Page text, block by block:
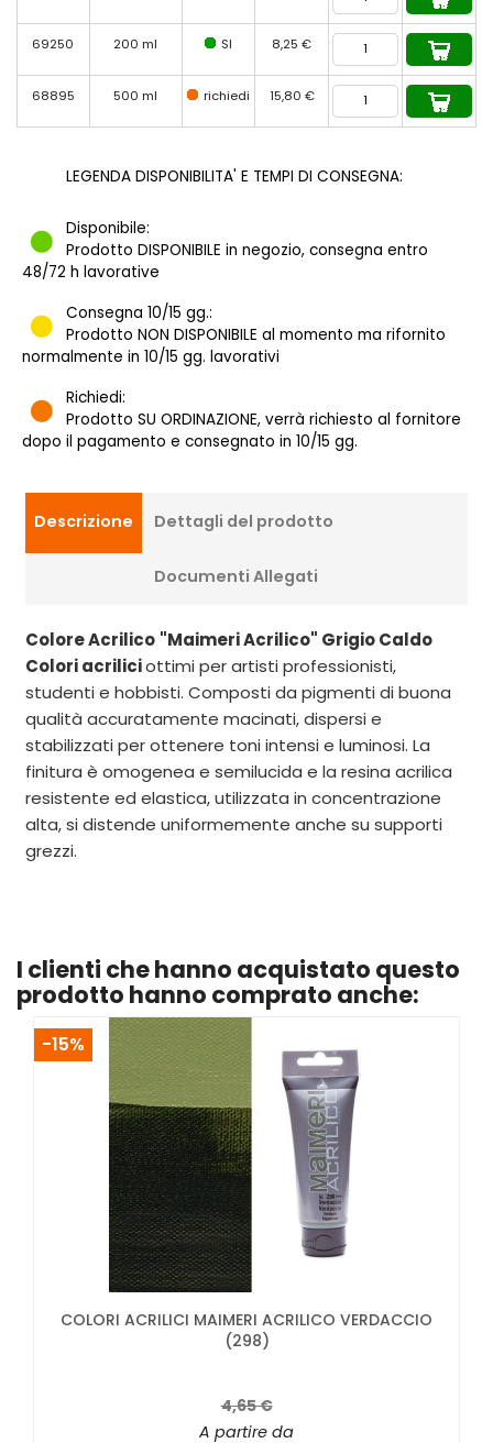
69250 200 ml SI 8,25 €
68895 500 ml richiedi 15,80 €
LEGENDA DISPONIBILITA' E TEMPI DI CONSEGNA:
Disponibile:
Prodotto DISPONIBILE in negozio, consegna entro
48/72 h lavorative
Consegna 10/15 gg.:
Prodotto NON DISPONIBILE al momento ma rifornito
normalmente in 10/15 gg. lavorativi
Richiedi:
Prodotto SU ORDINAZIONE, verrà richiesto al fornitore
dopo il pagamento e consegnato in 10/15 gg.
Descrizione Dettagli del prodotto
Documenti Allegati
Colore Acrilico "Maimeri Acrilico" Grigio Caldo
Colori acriliciottimi per artisti professionisti,
studenti e hobbisti. Composti da pigmenti di buona
qualità accuratamente macinati, dispersi e
stabilizzati per ottenere toni intensi e luminosi. La
finitura è omogenea e semilucida e la resina acrilica
resistente ed elastica, utilizzata in concentrazione
alta, si distende uniformemente anche su supporti
grezzi.
I clienti che hanno acquistato questo
prodotto hanno comprato anche:
COLORI ACRILICI MAIMERI ACRILICO VERDACCIO
(298)
4,65 €
A partire da
-15%